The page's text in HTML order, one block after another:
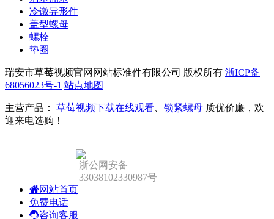
冷镦异形件
盖型螺母
螺栓
垫圈
瑞安市草莓视频官网网站标准件有限公司 版权所有 浙ICP备
68056023号-1 站点地图
主营产品： 草莓视频下载在线观看 锁紧螺母 质优价廉，欢
迎来电选购！
浙公网安备
33038102330987号
网站首页
免费电话
咨询客服